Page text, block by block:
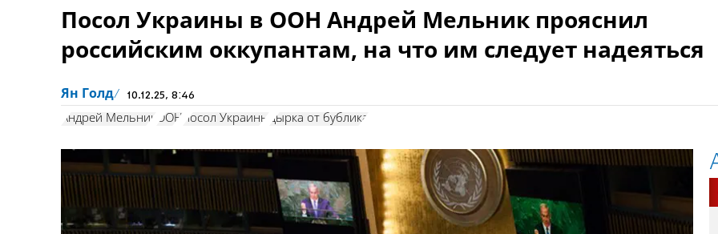
Посол Украины в ООН Андрей Мельник прояснил
российским оккупантам, на что им следует надеяться
Ян Голд 10.12.25, 8:46
Андрей Мельник ООН посол Украины дырка от бублика